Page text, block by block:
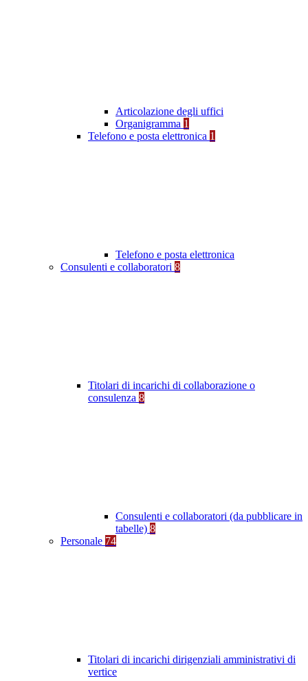
Articolazione degli uffici
Organigramma 1
Telefono e posta elettronica 1
Telefono e posta elettronica
Consulenti e collaboratori 8
Titolari di incarichi di collaborazione o
consulenza 8
Consulenti e collaboratori (da pubblicare in
tabelle) 8
Personale 74
Titolari di incarichi dirigenziali amministrativi di
vertice